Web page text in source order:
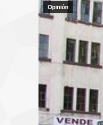
Opinión